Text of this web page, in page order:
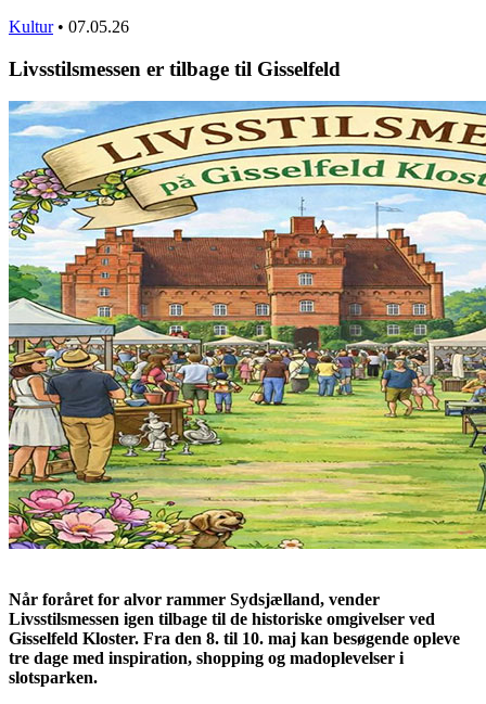
Kultur • 07.05.26
Livsstilsmessen er tilbage til Gisselfeld
Når foråret for alvor rammer Sydsjælland, vender
Livsstilsmessen igen tilbage til de historiske omgivelser ved
Gisselfeld Kloster. Fra den 8. til 10. maj kan besøgende opleve
tre dage med inspiration, shopping og madoplevelser i
slotsparken.